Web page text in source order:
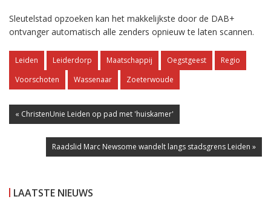
Sleutelstad opzoeken kan het makkelijkste door de DAB+
ontvanger automatisch alle zenders opnieuw te laten scannen.
Leiden Leiderdorp Maatschappij Oegstgeest
Regio
Voorschoten
Wassenaar Zoeterwoude
« ChristenUnie Leiden op pad met 'huiskamer'
Raadslid Marc Newsome wandelt langs stadsgrens Leiden »
LAATSTE NIEUWS